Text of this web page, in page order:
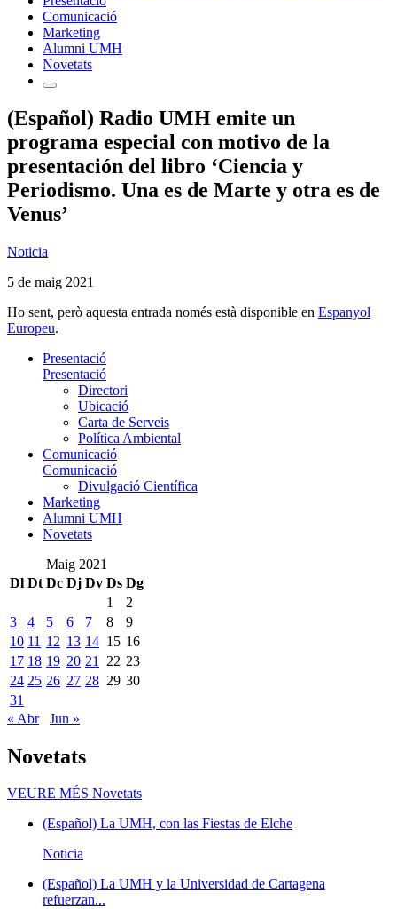
Comunicació
Marketing
Alumni UMH
Novetats
(Español) Radio UMH emite un
programa especial con motivo de la
presentación del libro ‘Ciencia y
Periodismo. Una es de Marte y otra es de
Venus’
Noticia
5 de maig 2021
Ho sent, però aquesta entrada només està disponible en Espanyol
Europeu.
Presentació
Presentació
Directori
Ubicació
Carta de Serveis
Política Ambiental
Comunicació
Comunicació
Divulgació Científica
Marketing
Alumni UMH
Novetats
Maig 2021
Dl Dt Dc Dj Dv Ds Dg
1
2
3
4 5 6 7 8
9
10 11 12 13 14 15 16
17 18 19 20 21 22 23
24 25 26 27 28 29 30
31
« Abr
Jun »
Novetats
VEURE MÉS Novetats
(Español) La UMH, con las Fiestas de Elche
Noticia
(Español) La UMH y la Universidad de Cartagena
refuerzan...